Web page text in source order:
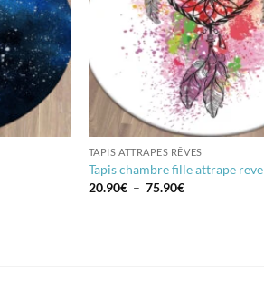
TAPIS ATTRAPES RÊVES
Tapis chambre fille attrape reve
20.90€ – 75.90€Plage